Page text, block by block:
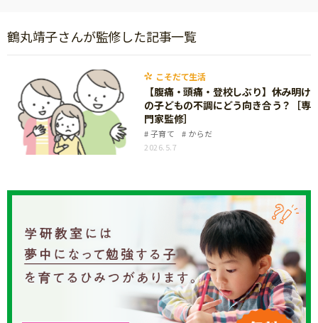
教育・学習
自由研究・工作
読書感想文
本・読書
運動・あそび・ゲーム
知育
トラブル
親子でいっしょに
人間関係
おでかけ
家族
マネー
鶴丸靖子さんが監修した記事一覧
こそだて生活
【腹痛・頭痛・登校しぶり】休み明け
の子どもの不調にどう向き合う？［専
門家監修］
子育て
からだ
2026.5.7